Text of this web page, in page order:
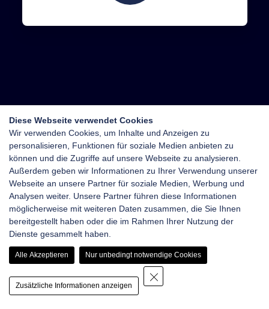
Diese Webseite verwendet Cookies
Wir verwenden Cookies, um Inhalte und Anzeigen zu
personalisieren, Funktionen für soziale Medien anbieten zu
können und die Zugriffe auf unsere Webseite zu analysieren.
Außerdem geben wir Informationen zu Ihrer Verwendung unserer
Webseite an unsere Partner für soziale Medien, Werbung und
Analysen weiter. Unsere Partner führen diese Informationen
möglicherweise mit weiteren Daten zusammen, die Sie Ihnen
bereitgestellt haben oder die im Rahmen Ihrer Nutzung der
Dienste gesammelt haben.
Alle Akzeptieren Nur unbedingt notwendige Cookies
Zusätzliche Informationen anzeigen